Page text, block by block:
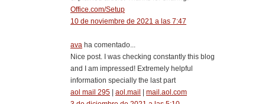
Office.com/Setup
10 de noviembre de 2021 a las 7:47
ava ha comentado...
Nice post. I was checking constantly this blog
and I am impressed! Extremely helpful
information specially the last part
aol mail 295 | aol.mail | mail.aol.com